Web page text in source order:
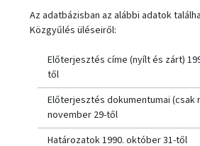
Az adatbázisban az alábbi adatok
Közgyűlés üléseiről:
Előterjesztés címe (nyílt és zárt)
től
Előterjesztés dokumentumai (csak
november 29-től
Határozatok 1990. október 31-től